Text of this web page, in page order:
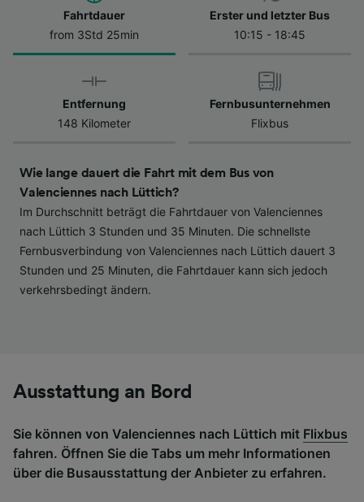
Fahrtdauer
from 3Std 25min
Erster und letzter Bus
10:15 - 18:45
Entfernung
148 Kilometer
Fernbusunternehmen
Flixbus
Wie lange dauert die Fahrt mit dem Bus von
Valenciennes nach Lüttich?
Im Durchschnitt beträgt die Fahrtdauer von Valenciennes
nach Lüttich 3 Stunden und 35 Minuten. Die schnellste
Fernbusverbindung von Valenciennes nach Lüttich dauert 3
Stunden und 25 Minuten, die Fahrtdauer kann sich jedoch
verkehrsbedingt ändern.
Ausstattung an Bord
Sie können von Valenciennes nach Lüttich mit Flixbus
fahren. Öffnen Sie die Tabs um mehr Informationen
über die Busausstattung der Anbieter zu erfahren.
Datenschutzrichtlinie. Diese Präferenzen
werden unseren Partnern signalisiert und
haben keinen Einfluss auf Surfdaten. Ihre
Daten werden nicht für Tracking-Zwecke
verwendet, wenn Sie uns gebeten haben, Ihr
Surfverhalten nicht zu verfolgen.
Verwendung genauer Standortdaten.
Endgeräteeigenschaften zur Identifikation
aktiv abfragen. Speichern von oder Zugriff auf
Informationen auf einem Endgerät.
Personalisierte Werbung und Inhalte, Messung
von Werbeleistung und der Performance von
Inhalten, Zielgruppenforschung sowie
Entwicklung und Verbesserung von